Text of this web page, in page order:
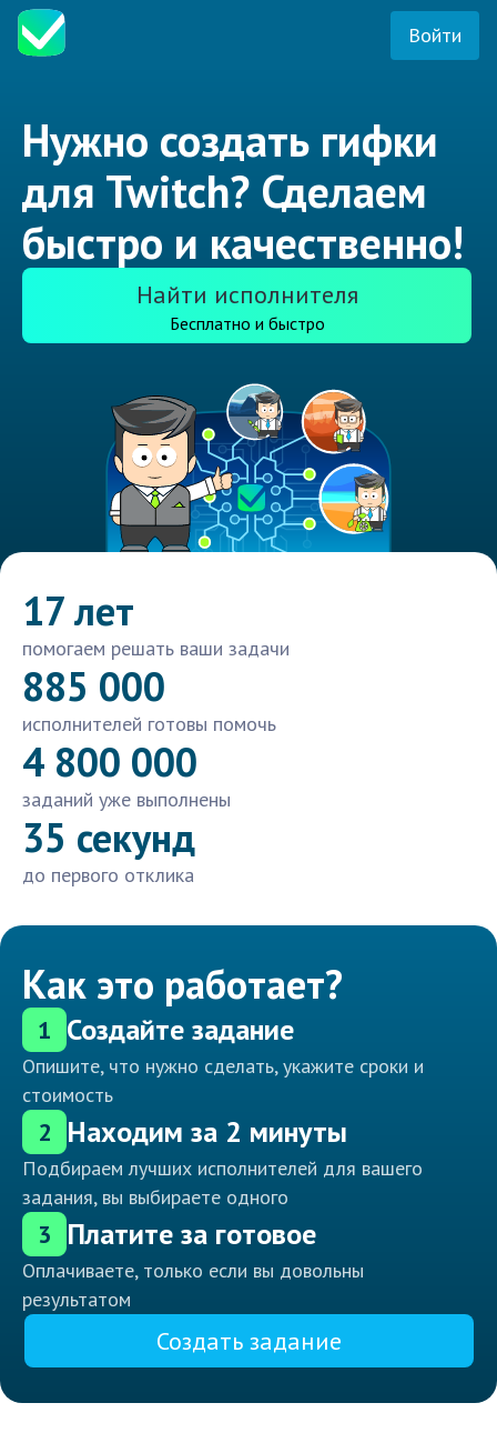
Войти
Нужно создать гифки
для Twitch? Сделаем
быстро и качественно!
Найти исполнителя
Бесплатно и быстро
17 лет
помогаем решать ваши задачи
885 000
исполнителей готовы помочь
4 800 000
заданий уже выполнены
35 секунд
до первого отклика
Как это работает?
1 Создайте задание
Опишите, что нужно сделать, укажите сроки и
стоимость
2 Находим за 2 минуты
Подбираем лучших исполнителей для вашего
задания, вы выбираете одного
3 Платите за готовое
Оплачиваете, только если вы довольны
результатом
Создать задание